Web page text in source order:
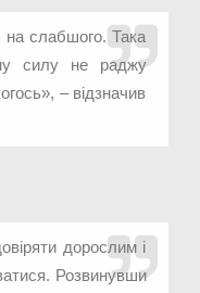
слабшого. Така
силу не раджу
– відзначив
дорослим і
Розвинувши